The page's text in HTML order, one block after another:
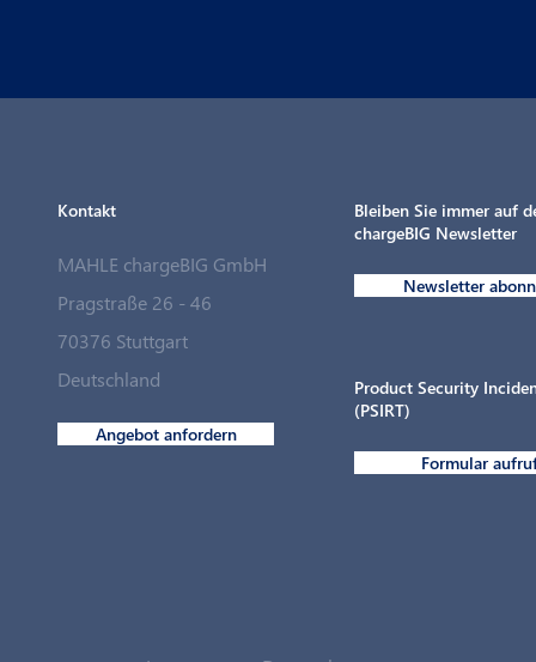
Kontakt
MAHLE chargeBIG GmbH
Pragstraße 26 - 46
70376 Stuttgart
Deutschland
Angebot anfordern
Bleiben Sie immer auf
chargeBIG Newsletter
Newsletter
Product Security
(PSIRT)
Formular